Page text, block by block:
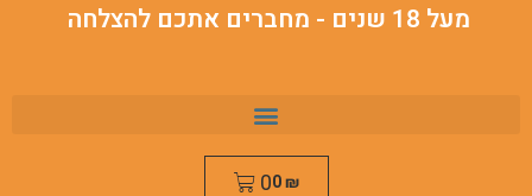
מעל 18 שנים - מחברים אתכם להצלחה
0₪
0